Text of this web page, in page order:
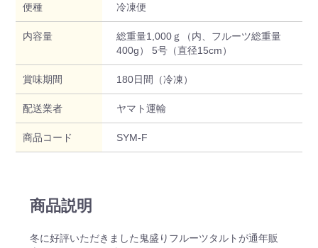
便種 冷凍便
内容量
総重量1,000ｇ（内、フルーツ総重量
400g） 5号（直径15cm）
賞味期間 180日間（冷凍）
配送業者 ヤマト運輸
商品コード SYM-F
商品説明
冬に好評いただきました鬼盛りフルーツタルトが通年販